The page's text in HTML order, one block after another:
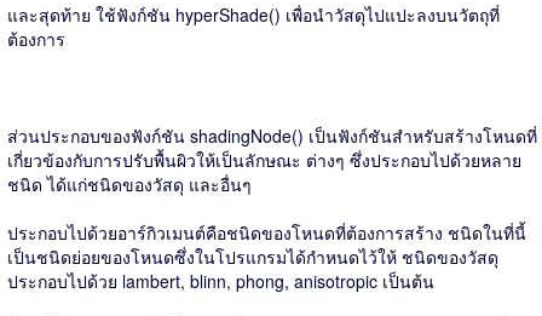
และสุดท้าย ใช้ฟังก์ชัน hyperShade() เพื่อนำวัสดุไปแปะลงบนวัตถุที่
ต้องการ
ส่วนประกอบของฟังก์ชัน shadingNode() เป็นฟังก์ชันสำหรับสร้างโหนดที่
เกี่ยวข้องกับการปรับพื้นผิวให้เป็นลักษณะ ต่างๆ ซึ่งประกอบไปด้วยหลาย
ชนิด ได้แก่ชนิดของวัสดุ และอื่นๆ
ประกอบไปด้วยอาร์กิวเมนต์คือชนิดของโหนดที่ต้องการสร้าง ชนิดในที่นี้
เป็นชนิดย่อยของโหนดซึ่งในโปรแกรมได้กำหนดไว้ให้ ชนิดของวัสดุ
ประกอบไปด้วย lambert, blinn, phong, anisotropic เป็นต้น